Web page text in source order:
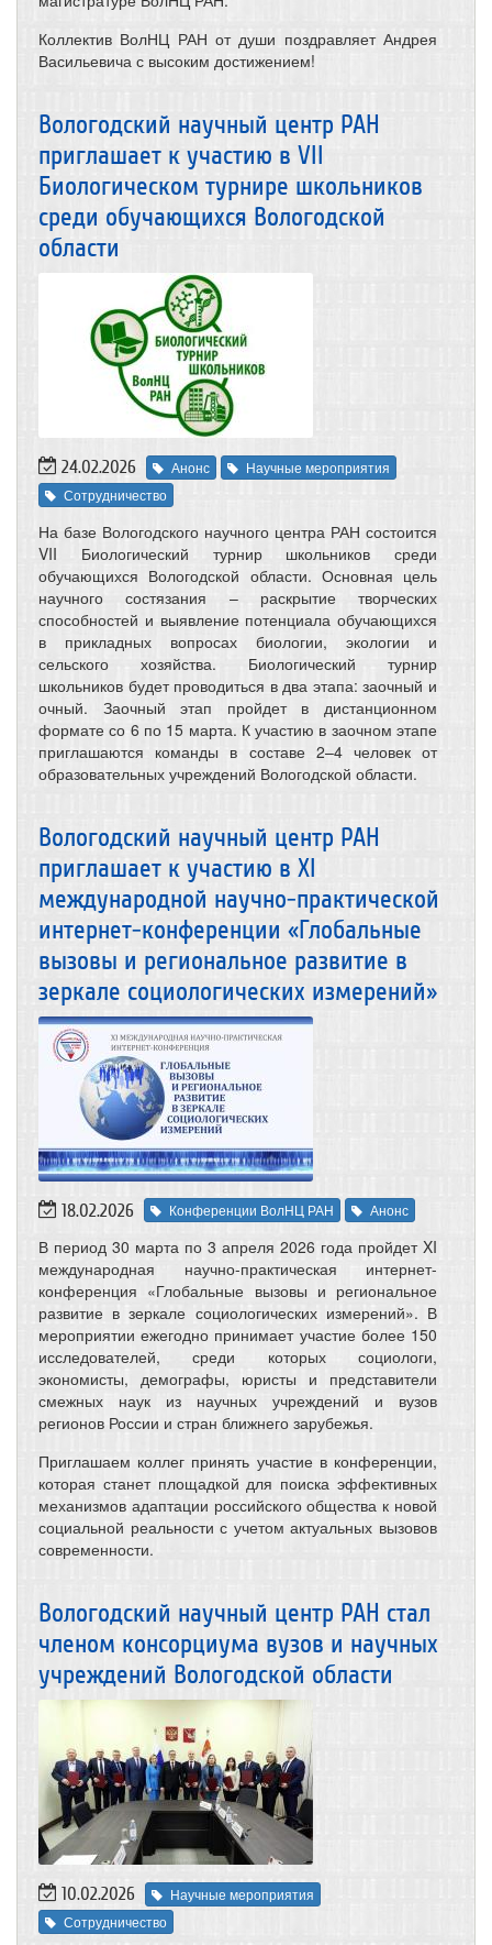
Коллектив ВолНЦ РАН от души поздравляет Андрея
Васильевича с высоким достижением!
Вологодский научный центр РАН
приглашает к участию в VII
Биологическом турнире школьников
среди обучающихся Вологодской
области
24.02.2026 Анонс
Научные мероприятия
Сотрудничество
На базе Вологодского научного центра РАН состоится
VII Биологический турнир школьников среди
обучающихся Вологодской области. Основная цель
научного состязания – раскрытие творческих
способностей и выявление потенциала обучающихся
в прикладных вопросах биологии, экологии и
сельского хозяйства. Биологический турнир
школьников будет проводиться в два этапа: заочный и
очный. Заочный этап пройдет в дистанционном
формате со 6 по 15 марта. К участию в заочном этапе
приглашаются команды в составе 2–4 человек от
образовательных учреждений Вологодской области.
Вологодский научный центр РАН
приглашает к участию в XI
международной научно-практической
интернет-конференции «Глобальные
вызовы и региональное развитие в
зеркале социологических измерений»
18.02.2026 Конференции ВолНЦ РАН Анонс
В период 30 марта по 3 апреля 2026 года пройдет XI
международная научно-практическая интернет-
конференция «Глобальные вызовы и региональное
развитие в зеркале социологических измерений». В
мероприятии ежегодно принимает участие более 150
исследователей, среди которых социологи,
экономисты, демографы, юристы и представители
смежных наук из научных учреждений и вузов
регионов России и стран ближнего зарубежья.
Приглашаем коллег принять участие в конференции,
которая станет площадкой для поиска эффективных
механизмов адаптации российского общества к новой
социальной реальности с учетом актуальных вызовов
современности.
Вологодский научный центр РАН стал
членом консорциума вузов и научных
учреждений Вологодской области
10.02.2026
Научные мероприятия
Сотрудничество